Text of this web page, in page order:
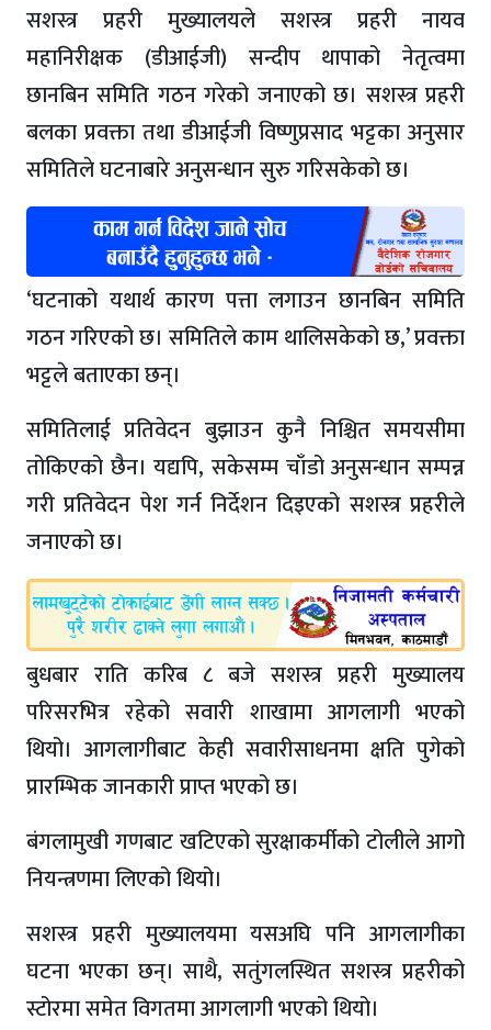
सशस्त्र प्रहरी मुख्यालयले सशस्त्र प्रहरी नायव
महानिरीक्षक (डीआईजी) सन्दीप थापाको नेतृत्वमा
छानबिन समिति गठन गरेको जनाएको छ। सशस्त्र प्रहरी
बलका प्रवक्ता तथा डीआईजी विष्णुप्रसाद भट्टका अनुसार
समितिले घटनाबारे अनुसन्धान सुरु गरिसकेको छ।
‘घटनाको यथार्थ कारण पत्ता लगाउन छानबिन समिति
गठन गरिएको छ। समितिले काम थालिसकेको छ,’ प्रवक्ता
भट्टले बताएका छन्।
समितिलाई प्रतिवेदन बुझाउन कुनै निश्चित समयसीमा
तोकिएको छैन। यद्यपि, सकेसम्म चाँडो अनुसन्धान सम्पन्न
गरी प्रतिवेदन पेश गर्न निर्देशन दिइएको सशस्त्र प्रहरीले
जनाएको छ।
बुधबार राति करिब ८ बजे सशस्त्र प्रहरी मुख्यालय
परिसरभित्र रहेको सवारी शाखामा आगलागी भएको
थियो। आगलागीबाट केही सवारीसाधनमा क्षति पुगेको
प्रारम्भिक जानकारी प्राप्त भएको छ।
बंगलामुखी गणबाट खटिएको सुरक्षाकर्मीको टोलीले आगो
नियन्त्रणमा लिएको थियो।
सशस्त्र प्रहरी मुख्यालयमा यसअघि पनि आगलागीका
घटना भएका छन्। साथै, सतुंगलस्थित सशस्त्र प्रहरीको
स्टोरमा समेत विगतमा आगलागी भएको थियो।